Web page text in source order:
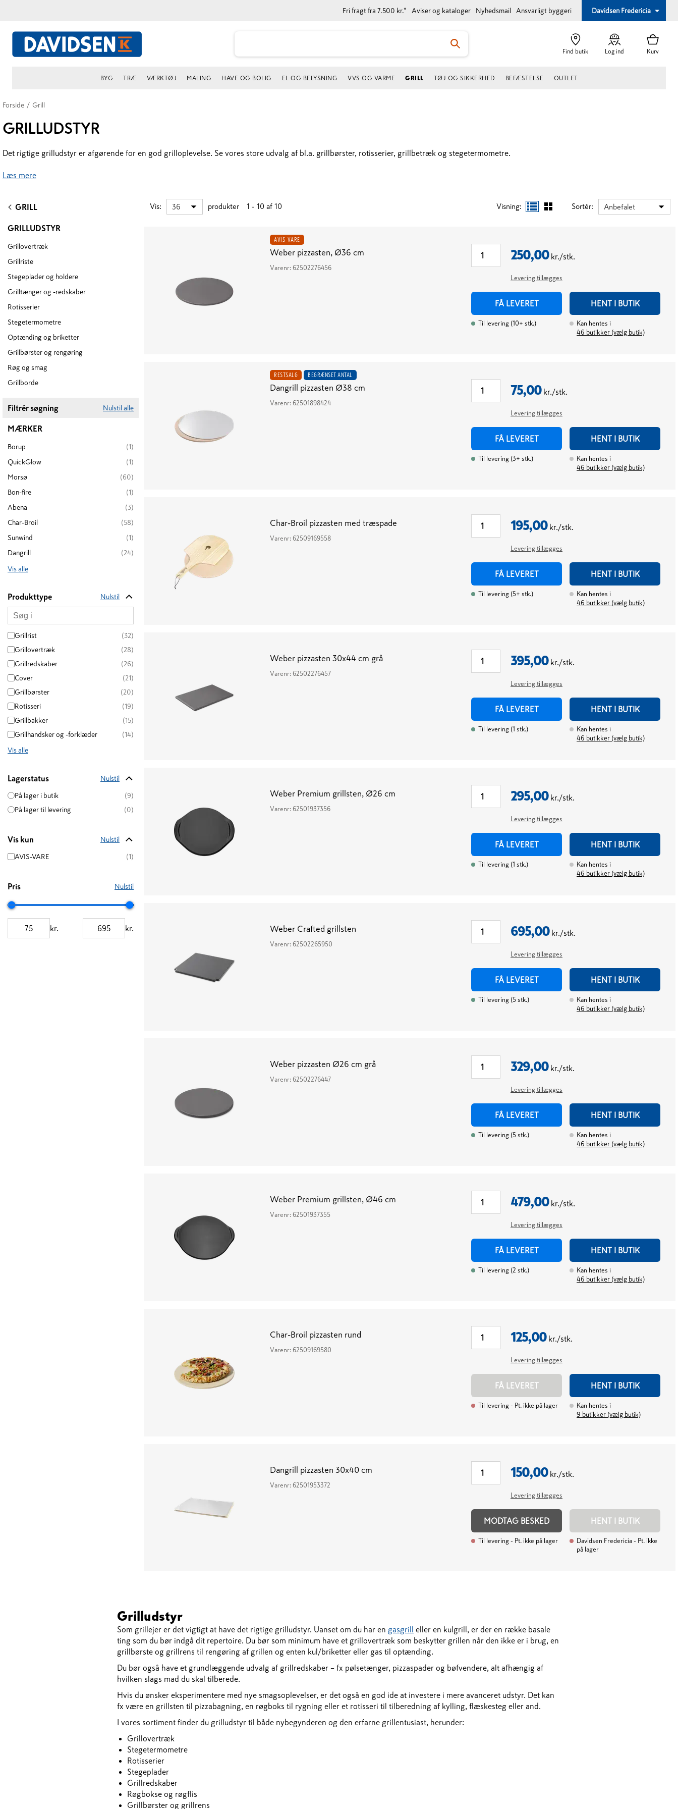
Fri fragt fra 7.500 kr.* Aviser og kataloger Nyhedsmail Ansvarligt byggeri Davidsen Fredericia
Find butik Log ind Kurv
BYG TRÆ VÆRKTØJ MALING HAVE OG BOLIG EL OG BELYSNING VVS OG VARME GRILL TØJ OG SIKKERHED BEFÆSTELSE OUTLET
Forside / Grill
GRILLUDSTYR
Det rigtige grilludstyr er afgørende for en god grilloplevelse. Se vores store udvalg af bl.a. grillbørster, rotisserier, grillbetræk og stegetermometre.
Læs mere
GRILL
GRILLUDSTYR
Grillovertræk
Grillriste
Stegeplader og holdere
Grilltænger og -redskaber
Rotisserier
Stegetermometre
Optænding og briketter
Grillbørster og rengøring
Røg og smag
Grillborde
Filtrér søgning Nulstil alle
MÆRKER
Borup (1 )
QuickGlow (1 )
Morsø (60)
Bon-fire (1 )
Abena (3)
Char-Broil (58)
Sunwind (1 )
Dangrill (24)
Vis alle
Produkttype Nulstil
Grillrist
(32)
Grillovertræk
(28)
Grillredskaber
(26)
Cover
(21)
Grillbørster
(20)
Rotisseri
(19)
Grillbakker
(15)
Grillhandsker og -forklæder
(14)
Vis alle
Lagerstatus Nulstil
På lager i butik
(9)
På lager til levering
(0)
Vis kun Nulstil
AVIS-VARE (1)
Pris Nulstil
kr. kr.
Vis: 36 produkter 1 - 10 af 10 Visning: Sortér: Anbefalet
AVIS-VARE
Weber pizzasten, Ø36 cm
Varenr: 62502276456
250,00 kr./stk.
Levering tillægges
FÅ LEVERET HENT I BUTIK
Til levering (10+ stk.)
Kan hentes i
46 butikker (vælg butik)
RESTSALG BEGRÆNSET ANTAL
Dangrill pizzasten Ø38 cm
Varenr: 62501898424
75,00 kr./stk.
Levering tillægges
FÅ LEVERET HENT I BUTIK
Til levering (3+ stk.)
Kan hentes i
46 butikker (vælg butik)
Char-Broil pizzasten med træspade
Varenr: 62509169558
195,00 kr./stk.
Levering tillægges
FÅ LEVERET HENT I BUTIK
Til levering (5+ stk.)
Kan hentes i
46 butikker (vælg butik)
Weber pizzasten 30x44 cm grå
Varenr: 62502276457
395,00 kr./stk.
Levering tillægges
FÅ LEVERET HENT I BUTIK
Til levering (1 stk.)
Kan hentes i
46 butikker (vælg butik)
Weber Premium grillsten, Ø26 cm
Varenr: 62501937356
295,00 kr./stk.
Levering tillægges
FÅ LEVERET HENT I BUTIK
Til levering (1 stk.)
Kan hentes i
46 butikker (vælg butik)
Weber Crafted grillsten
Varenr: 62502265950
695,00 kr./stk.
Levering tillægges
FÅ LEVERET HENT I BUTIK
Til levering (5 stk.)
Kan hentes i
46 butikker (vælg butik)
Weber pizzasten Ø26 cm grå
Varenr: 62502276447
329,00 kr./stk.
Levering tillægges
FÅ LEVERET HENT I BUTIK
Til levering (5 stk.)
Kan hentes i
46 butikker (vælg butik)
Weber Premium grillsten, Ø46 cm
Varenr: 62501937355
479,00 kr./stk.
Levering tillægges
FÅ LEVERET HENT I BUTIK
Til levering (2 stk.)
Kan hentes i
46 butikker (vælg butik)
Char-Broil pizzasten rund
Varenr: 62509169580
125,00 kr./stk.
Levering tillægges
FÅ LEVERET HENT I BUTIK
Til levering - Pt. ikke på lager
Kan hentes i
9 butikker (vælg butik)
Dangrill pizzasten 30x40 cm
Varenr: 62501953372
150,00 kr./stk.
Levering tillægges
MODTAG BESKED HENT I BUTIK
Til levering - Pt. ikke på lager Davidsen Fredericia - Pt. ikke
på lager
Grilludstyr
Som grillejer er det vigtigt at have det rigtige grilludstyr. Uanset om du har en gasgrill
eller en kulgrill, er der en række basale
ting som du bør indgå dit repertoire. Du bør som minimum have et grillovertræk som beskytter grillen når den ikke er i brug, en
grillbørste og grillrens til rengøring af grillen og enten kul/briketter eller gas til optænding.
Du bør også have et grundlæggende udvalg af grillredskaber – fx pølsetænger, pizzaspader og bøfvendere, alt afhængig af
hvilken slags mad du skal tilberede.
Hvis du ønsker eksperimentere med nye smagsoplevelser, er det også en god ide at investere i mere avanceret udstyr. Det kan
fx være en grillsten til pizzabagning, en røgboks til rygning eller et rotisseri til tilberedning af kylling, flæskesteg eller and.
I vores sortiment finder du grilludstyr til både nybegynderen og den erfarne grillentusiast, herunder:
Grillovertræk
Stegetermometre
Rotisserier
Stegeplader
Grillredskaber
Røgbokse og røgflis
Grillbørster og grillrens